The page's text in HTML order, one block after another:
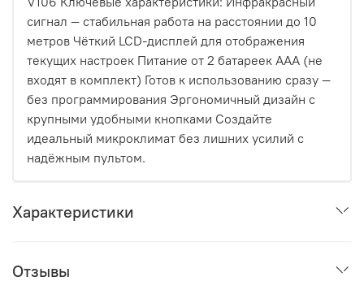
сигнал — стабильная работа на расстоянии до 10
метров Чёткий LCD-дисплей для отображения
текущих настроек Питание от 2 батареек AAA (не
входят в комплект) Готов к использованию сразу —
без программирования Эргономичный дизайн с
крупными удобными кнопками Создайте
идеальный микроклимат без лишних усилий с
надёжным пультом.
Характеристики
Отзывы